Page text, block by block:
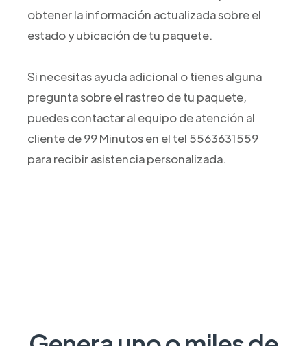
obtener la información actualizada sobre el
estado y ubicación de tu paquete.
Si necesitas ayuda adicional o tienes alguna
pregunta sobre el rastreo de tu paquete,
puedes contactar al equipo de atención al
cliente de 99 Minutos en el tel 5563631559
para recibir asistencia personalizada.